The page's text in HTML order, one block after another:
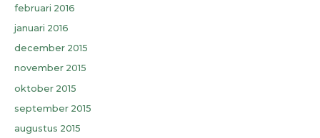
februari 2016
januari 2016
december 2015
november 2015
oktober 2015
september 2015
augustus 2015